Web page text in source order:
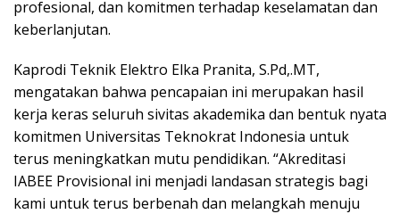
profesional, dan komitmen terhadap keselamatan dan
keberlanjutan.
Kaprodi Teknik Elektro Elka Pranita, S.Pd,.MT,
mengatakan bahwa pencapaian ini merupakan hasil
kerja keras seluruh sivitas akademika dan bentuk nyata
komitmen Universitas Teknokrat Indonesia untuk
terus meningkatkan mutu pendidikan. “Akreditasi
IABEE Provisional ini menjadi landasan strategis bagi
kami untuk terus berbenah dan melangkah menuju